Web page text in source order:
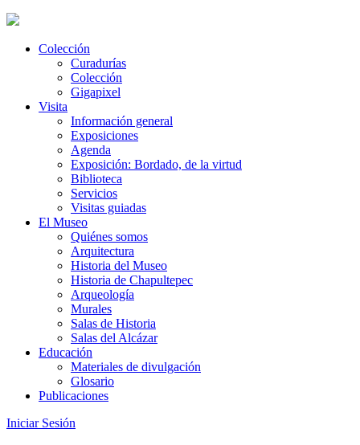
Colección
Curadurías
Colección
Gigapixel
Visita
Información general
Exposiciones
Agenda
Exposición: Bordado, de la virtud
Biblioteca
Servicios
Visitas guiadas
El Museo
Quiénes somos
Arquitectura
Historia del Museo
Historia de Chapultepec
Arqueología
Murales
Salas de Historia
Salas del Alcázar
Educación
Materiales de divulgación
Glosario
Publicaciones
Iniciar Sesión